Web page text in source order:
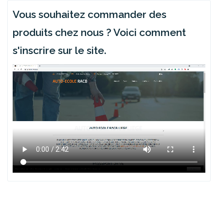
Vous souhaitez commander des
produits chez nous ? Voici comment
s'inscrire sur le site.